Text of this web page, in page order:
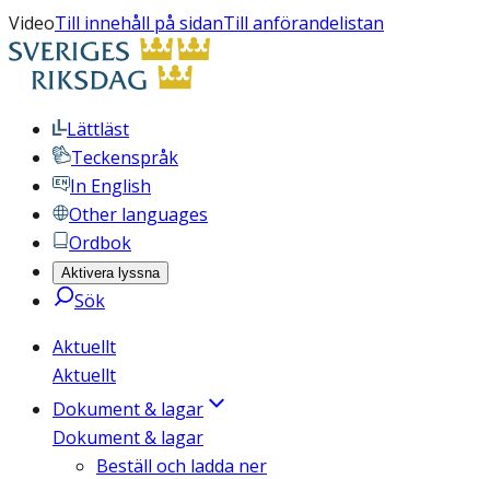
VideoTill innehåll på sidanTill anförandelistan
Lättläst
Teckenspråk
In English
Other languages
Ordbok
Aktivera lyssna
Sök
Aktuellt
Aktuellt
Dokument & lagar
Dokument & lagar
Beställ och ladda ner